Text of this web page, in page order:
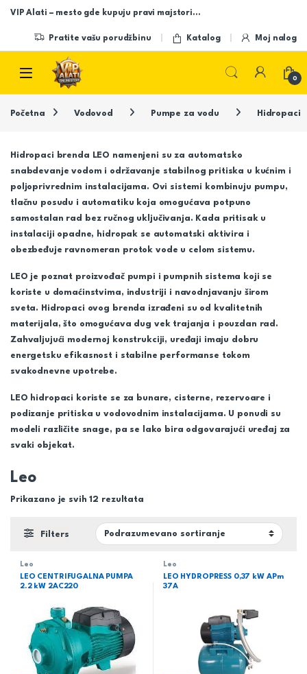
Skip to navigation
Skip to content
VIP Alati – mesto gde kupuju pravi majstori…
Pratite vašu porudžbinu Katalog Moj nalog
Open
0
Početna Vodovod Pumpe za vodu Hidropaci
Hidropaci brenda LEO namenjeni su za automatsko
snabdevanje vodom i održavanje stabilnog pritiska u kućnim i
poljoprivrednim instalacijama. Ovi sistemi kombinuju pumpu,
tlačnu posudu i automatiku koja omogućava potpuno
samostalan rad bez ručnog uključivanja. Kada pritisak u
instalaciji opadne, hidropak se automatski aktivira i
obezbeđuje ravnomeran protok vode u celom sistemu.
LEO je poznat proizvođač pumpi i pumpnih sistema koji se
koriste u domaćinstvima, industriji i navodnjavanju širom
sveta. Hidropaci ovog brenda izrađeni su od kvalitetnih
materijala, što omogućava dug vek trajanja i pouzdan rad.
Zahvaljujući modernoj konstrukciji, uređaji imaju dobru
energetsku efikasnost i stabilne performanse tokom
svakodnevne upotrebe.
LEO hidropaci koriste se za bunare, cisterne, rezervoare i
podizanje pritiska u vodovodnim instalacijama. U ponudi su
modeli različite snage, pa se lako bira odgovarajući uređaj za
svaki objekat.
Leo
Prikazano je svih 12 rezultata
Filters
Leo
LEO CENTRIFUGALNA PUMPA
2.2 kW 2AC220
Leo
LEO HYDROPRESS 0,37 kW APm
37A